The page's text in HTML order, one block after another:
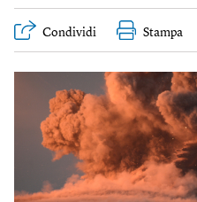
Condividi Stampa